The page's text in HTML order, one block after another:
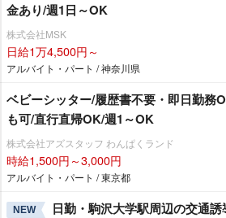
金あり/週1日～OK
株式会社MSK
日給1万4,500円～
アルバイト・パート / 神奈川県
ベビーシッター/履歴書不要・即日勤務
も可/直行直帰OK/週1～OK
株式会社アズスタッフ わんぱくランド
時給1,500円～3,000円
アルバイト・パート / 東京都
NEW
日勤・駒沢大学駅周辺の交通